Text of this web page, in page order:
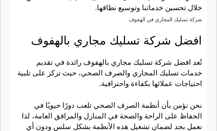
شركة تسليك المجاري في الهفوف
افضل شركة تسليك مجاري بالهفوف
تُعد افضل شركة تسليك مجاري بالهفوف رائدة في تقديم
خدمات تسليك المجاري والصرف الصحي، حيث تركز على تلبية
احتياجات عملائها بكفاءة واحترافية.
نحن نؤمن بأن أنظمة الصرف الصحي تلعب دورًا حيويًا في
الحفاظ على الراحة والصحة في المنازل والمرافق العامة، لذا
نعمل بجد لضمان تشغيل هذه الأنظمة بشكل سلس ودون أي